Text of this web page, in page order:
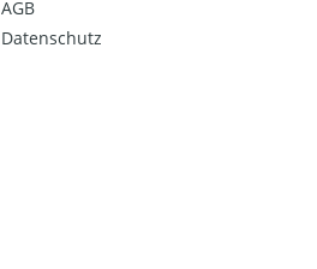
AGB
Datenschutz